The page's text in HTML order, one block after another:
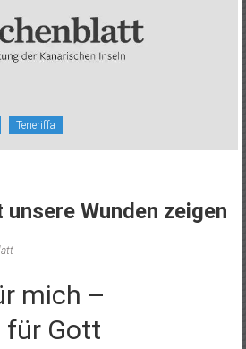
Teneriffa
Wunden zeigen
mich –
für Gott